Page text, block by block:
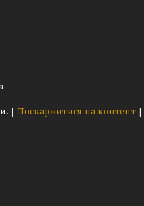
Інтернет-магазин "АльдеМікс": Оригінальні подарунки, ексклюзивні, елітні сувеніри ручної роботи. | Поскаржитися на контент |